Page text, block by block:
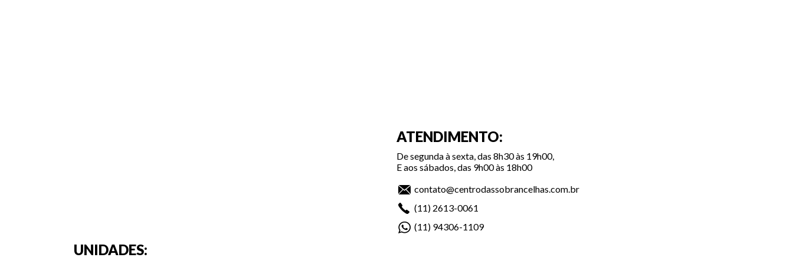
ATENDIMENTO:
De segunda à sexta, das 8h30 às 19h00,
E aos sábados, das 9h00 às 18h00
contato@centrodassobrancelhas.com.br
(11) 2613-0061
(11) 94306-1109
UNIDADES: